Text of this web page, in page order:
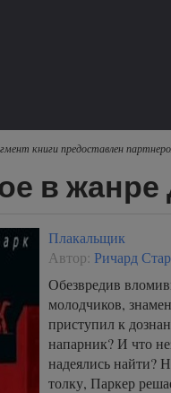
книги предоставлен
в жанре
Плакальщик
Автор: Ричард
Обезвредив
молодчиков,
приступил к
напарник? И что
надеялись найти?
толку, Паркер